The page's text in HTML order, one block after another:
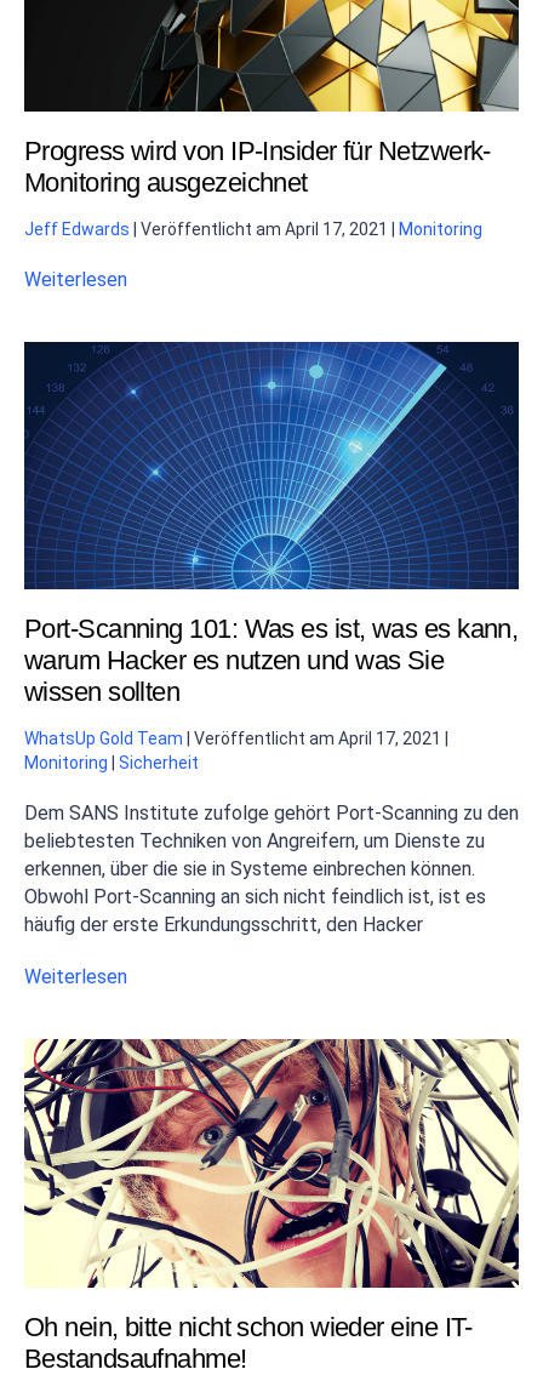
Progress wird von IP-Insider für Netzwerk-
Monitoring ausgezeichnet
Jeff Edwards Veröffentlicht am April 17, 2021 Monitoring
Weiterlesen
Port-Scanning 101: Was es ist, was es kann,
warum Hacker es nutzen und was Sie
wissen sollten
WhatsUp Gold Team Veröffentlicht am April 17, 2021
Monitoring
Sicherheit
Dem SANS Institute zufolge gehört Port-Scanning zu den
beliebtesten Techniken von Angreifern, um Dienste zu
erkennen, über die sie in Systeme einbrechen können.
Obwohl Port-Scanning an sich nicht feindlich ist, ist es
häufig der erste Erkundungsschritt, den Hacker
Weiterlesen
Oh nein, bitte nicht schon wieder eine IT-
Bestandsaufnahme!